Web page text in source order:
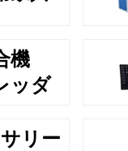
機
ッダ
リー